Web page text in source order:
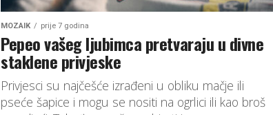
MOZAIK prije 7 godina
Pepeo vašeg ljubimca pretvaraju u divne
staklene privjeske
Privjesci su najčešće izrađeni u obliku mačje ili
pseće šapice i mogu se nositi na ogrlici ili kao broš